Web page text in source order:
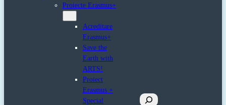
Proiecte Erasmus+
Acreditare
Erasmus+
Save the
Earth with
ARTS!
Proiect
Erasmus +
Special
Caută